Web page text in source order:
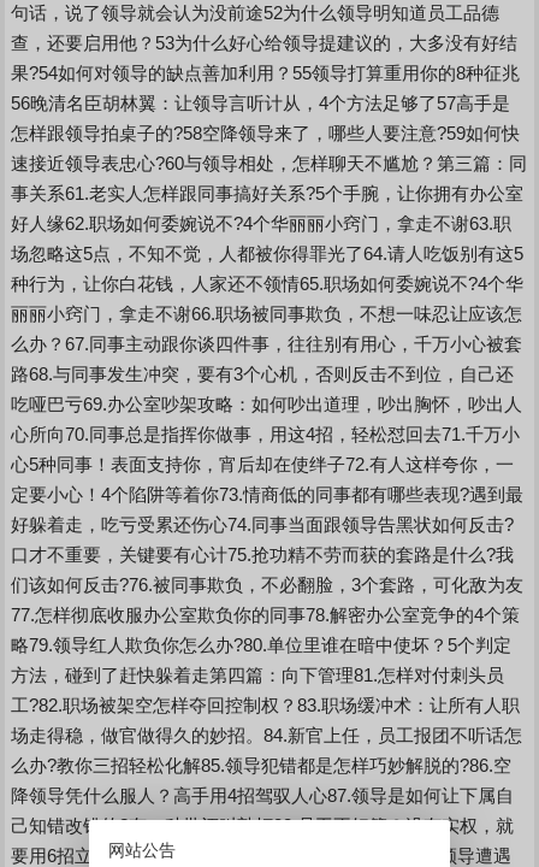
句话，说了领导就会认为没前途52为什么领导明知道员工品德
查，还要启用他？53为什么好心给领导提建议的，大多没有好结
果?54如何对领导的缺点善加利用？55领导打算重用你的8种征兆
56晚清名臣胡林翼：让领导言听计从，4个方法足够了57高手是
怎样跟领导拍桌子的?58空降领导来了，哪些人要注意?59如何快
速接近领导表忠心?60与领导相处，怎样聊天不尴尬？第三篇：同
事关系61.老实人怎样跟同事搞好关系?5个手腕，让你拥有办公室
好人缘62.职场如何委婉说不?4个华丽丽小窍门，拿走不谢63.职
场忽略这5点，不知不觉，人都被你得罪光了64.请人吃饭别有这5
种行为，让你白花钱，人家还不领情65.职场如何委婉说不?4个华
丽丽小窍门，拿走不谢66.职场被同事欺负，不想一味忍让应该怎
么办？67.同事主动跟你谈四件事，往往别有用心，千万小心被套
路68.与同事发生冲突，要有3个心机，否则反击不到位，自己还
吃哑巴亏69.办公室吵架攻略：如何吵出道理，吵出胸怀，吵出人
心所向70.同事总是指挥你做事，用这4招，轻松怼回去71.千万小
心5种同事！表面支持你，宵后却在使绊子72.有人这样夸你，一
定要小心！4个陷阱等着你73.情商低的同事都有哪些表现?遇到最
好躲着走，吃亏受累还伤心74.同事当面跟领导告黑状如何反击?
口才不重要，关键要有心计75.抢功精不劳而获的套路是什么?我
们该如何反击?76.被同事欺负，不必翻脸，3个套路，可化敌为友
77.怎样彻底收服办公室欺负你的同事78.解密办公室竞争的4个策
略79.领导红人欺负你怎么办?80.单位里谁在暗中使坏？5个判定
方法，碰到了赶快躲着走第四篇：向下管理81.怎样对付刺头员
工?82.职场被架空怎样夺回控制权？83.职场缓冲术：让所有人职
场走得稳，做官做得久的妙招。84.新官上任，员工报团不听话怎
么办?教你三招轻松化解85.领导犯错都是怎样巧妙解脱的?86.空
降领导凭什么服人？高手用4招驾驭人心87.领导是如何让下属自
己知错改错的?有一种批评叫敲打88.员工不好管？没有实权，就
要用6招立威89.为什么领导希望公司乱点儿才好?90.新领导遭遇
网站公告